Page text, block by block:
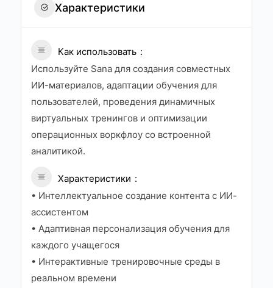
Характеристики
Как использовать
Используйте Sana для создания совместных
ИИ-материалов, адаптации обучения для
пользователей, проведения динамичных
виртуальных тренингов и оптимизации
операционных воркфлоу со встроенной
аналитикой.
Характеристики
• Интеллектуальное создание контента с ИИ-
ассистентом
• Адаптивная персонализация обучения для
каждого учащегося
• Интерактивные тренировочные среды в
реальном времени